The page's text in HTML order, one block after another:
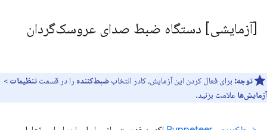
[آزمایشی] دستگاه ضبط صدای عروسک‌گردان
توجه: برای فعال کردن این آزمایش، کادر انتخاب ضبط‌کننده را در قسمت تنظیمات >
آزمایش‌ها علامت بزنید.